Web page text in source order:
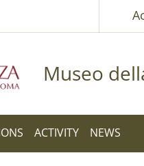
Slim top
Museo
ACTIVITY NEWS